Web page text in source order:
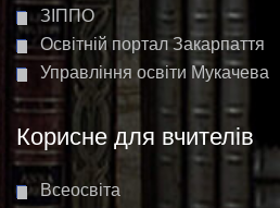
ЗІППО
Освітній портал Закарпаття
Управління освіти Мукачева
Корисне для вчителів
Всеосвіта